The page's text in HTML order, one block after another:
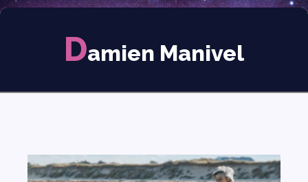
Damien Manivel